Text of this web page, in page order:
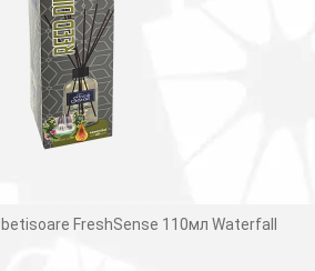
FreshSense 110мл Waterfall